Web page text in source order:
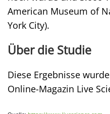
American Museum of
York City).
Über die Studie
Diese Ergebnisse
Online-Magazin Live